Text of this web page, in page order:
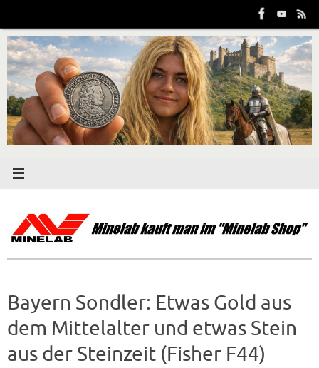
Inhalt
springen
Bayern Sondler: Etwas Gold aus
dem Mittelalter und etwas Stein
aus der Steinzeit (Fisher F44)